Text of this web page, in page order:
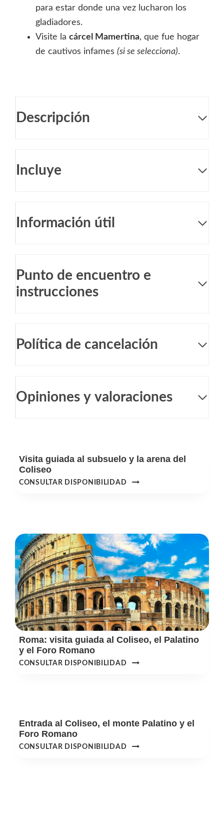
para estar donde una vez lucharon los
gladiadores.
Visite la cárcel Mamertina, que fue hogar
de cautivos infames (si se selecciona).
Descripción
Incluye
Información útil
Punto de encuentro e
instrucciones
Política de cancelación
Opiniones y valoraciones
Visita guiada al subsuelo y la arena del
Coliseo
CONSULTAR DISPONIBILIDAD
VISITA
LA
ARENA
DEL
COLISEO
Roma: visita guiada al Coliseo, el Palatino
y el Foro Romano
CONSULTAR DISPONIBILIDAD
ROMA:
EL
Entrada al Coliseo, el monte Palatino y el
Foro Romano
CONSULTAR DISPONIBILIDAD
ENTRADA